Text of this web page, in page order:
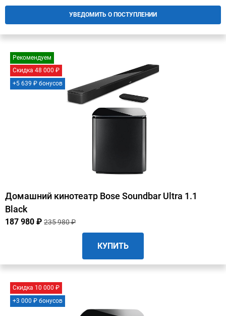
УВЕДОМИТЬ О ПОСТУПЛЕНИИ
Рекомендуем
Скидка 48 000 ₽
+5 639 ₽ бонусов
Домашний кинотеатр Bose Soundbar Ultra 1.1
Black
187 980 ₽ 235 980 ₽
КУПИТЬ
Скидка 10 000 ₽
+3 000 ₽ бонусов